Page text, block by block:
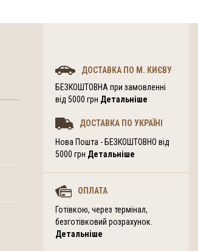
ДОСТАВКА ПО М. КИЄВУ
БЕЗКОШТОВНА при замовленні
від 5000 грн Детальніше
ДОСТАВКА ПО УКРАЇНІ
Нова Пошта - БЕЗКОШТОВНО від
5000 грн Детальніше
ОПЛАТА
Готівкою, через термінал,
безготівковий розрахунок.
Детальніше